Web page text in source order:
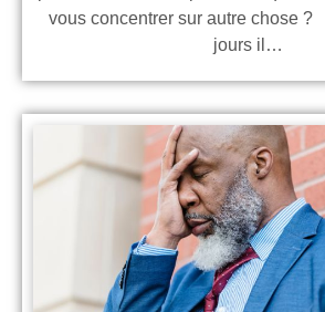
vous concentrer sur autre chose ?
jours il…